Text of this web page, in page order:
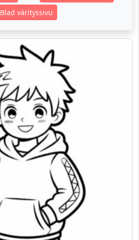
Blad värityssivu